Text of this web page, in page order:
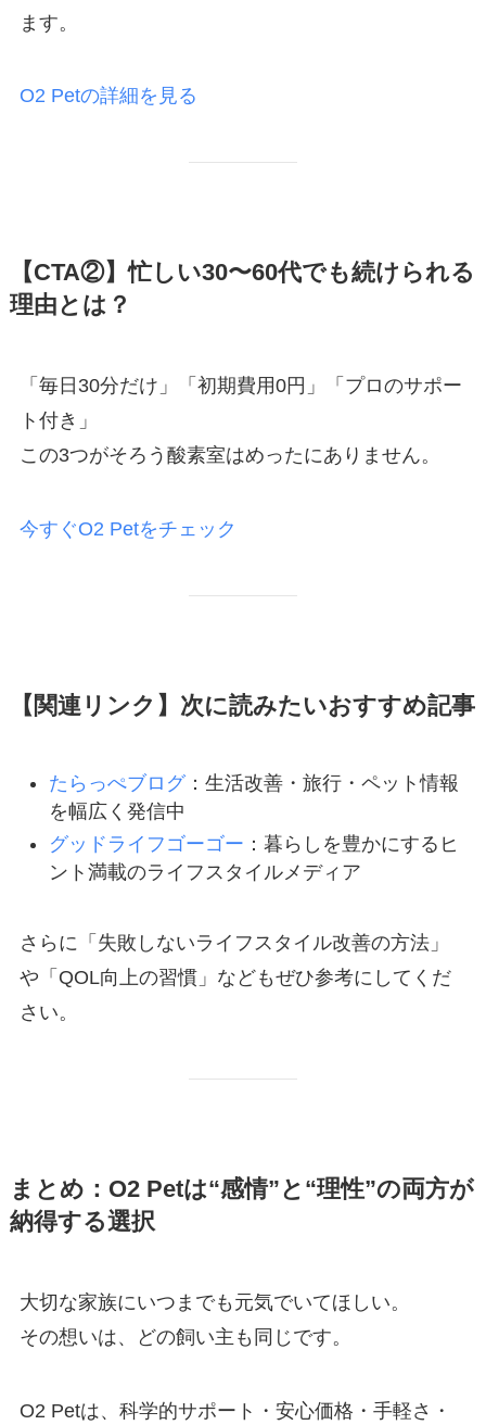
ます。
O2 Petの詳細を見る
【CTA②】忙しい30〜60代でも続けられる
理由とは？
「毎日30分だけ」「初期費用0円」「プロのサポー
ト付き」
この3つがそろう酸素室はめったにありません。
今すぐO2 Petをチェック
【関連リンク】次に読みたいおすすめ記事
たらっぺブログ：生活改善・旅行・ペット情報
を幅広く発信中
グッドライフゴーゴー ：暮らしを豊かにするヒ
ント満載のライフスタイルメディア
さらに「失敗しないライフスタイル改善の方法」
や「QOL向上の習慣」などもぜひ参考にしてくだ
さい。
まとめ：O2 Petは“感情”と“理性”の両方が
納得する選択
大切な家族にいつまでも元気でいてほしい。
その想いは、どの飼い主も同じです。
O2 Petは、科学的サポート・安心価格・手軽さ・